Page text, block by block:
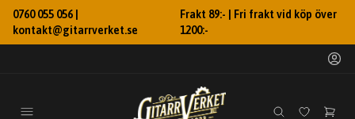
0760 055 056 |
kontakt@gitarrverket.se
Frakt 89:- | Fri frakt vid köp över
1200:-